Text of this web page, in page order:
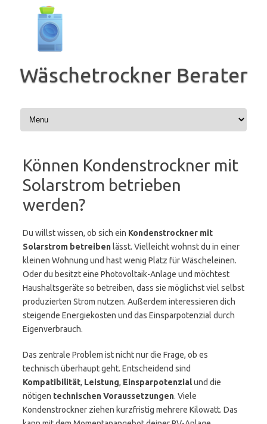
springen
Wäschetrockner Berater
Können Kondenstrockner mit
Solarstrom betrieben
werden?
Du willst wissen, ob sich ein Kondenstrockner mit
Solarstrom betreiben lässt. Vielleicht wohnst du in einer
kleinen Wohnung und hast wenig Platz für Wäscheleinen.
Oder du besitzt eine Photovoltaik-Anlage und möchtest
Haushaltsgeräte so betreiben, dass sie möglichst viel selbst
produzierten Strom nutzen. Außerdem interessieren dich
steigende Energiekosten und das Einsparpotenzial durch
Eigenverbrauch.
Das zentrale Problem ist nicht nur die Frage, ob es
technisch überhaupt geht. Entscheidend sind
Kompatibilität, Leistung, Einsparpotenzialund die
nötigen technischen Voraussetzungen. Viele
Kondenstrockner ziehen kurzfristig mehrere Kilowatt. Das